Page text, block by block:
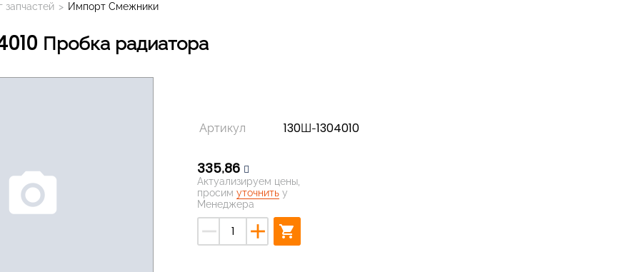
запчастей > Импорт Смежники
Пробка радиатора
photo_camera
Артикул 130Ш-1304010
335,86
Актуализируем цены,
просим уточнитьу
Менеджера
remove add shopping_cart